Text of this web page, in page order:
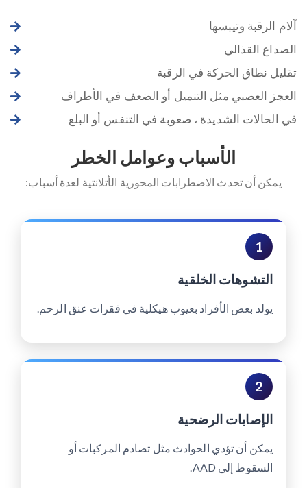
آلام الرقبة وتيبسها
الصداع القذالي
تقليل نطاق الحركة في الرقبة
العجز العصبي مثل التنميل أو الضعف في الأطراف
في الحالات الشديدة ، صعوبة في التنفس أو البلع
الأسباب وعوامل الخطر
يمكن أن تحدث الاضطرابات المحورية الأتلانتية لعدة أسباب:
1
التشوهات الخلقية
يولد بعض الأفراد بعيوب هيكلية في فقرات عنق الرحم.
2
الإصابات الرضحية
يمكن أن تؤدي الحوادث مثل تصادم المركبات أو
السقوط إلى AAD.